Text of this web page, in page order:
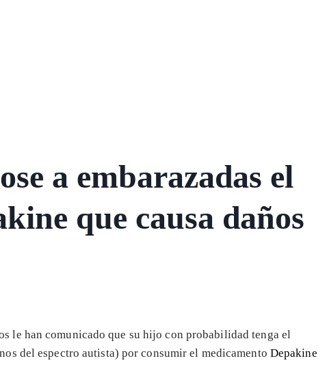
a embarazadas el
que causa daños
le han comunicado que su hijo con probabilidad tenga el
del espectro autista) por consumir el medicamento Depakine